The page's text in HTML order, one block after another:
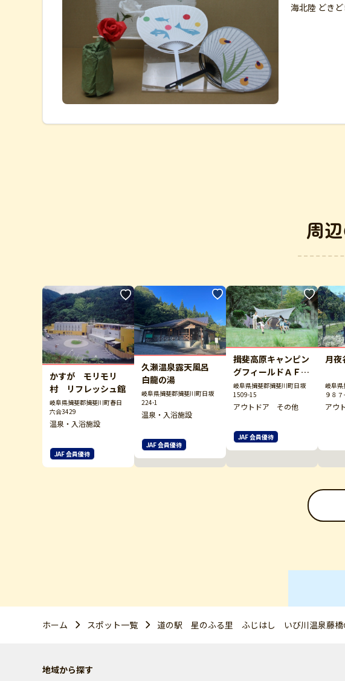
海北陸 どきど
周
かすが モリモリ
村 リフレッシュ館
岐阜県揖斐郡揖斐川町春日
六合3429
温泉・入浴施設
JAF 会員優待
久瀬温泉露天風呂
白龍の湯
岐阜県揖斐郡揖斐川町日坂
224-1
温泉・入浴施設
JAF 会員優待
揖斐高原キャンピン
グフィールドＡＦＵ
ＲＥＰＰＡ
岐阜県揖斐郡揖斐川町日坂
1509-15
アウトドア その他
JAF 会員優待
月夜
岐阜県
９８７
アウ
ホーム スポット一覧 道の駅 星のふる里 ふじはし いび川温泉藤橋
地域から探す